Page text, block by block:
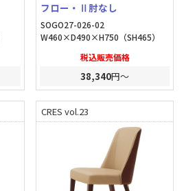
フロー・Ⅱ肘なし
SOGO27-026-02
W460×D490×H750（SH465）
税込販売価格
38,340円～
CRES vol.23